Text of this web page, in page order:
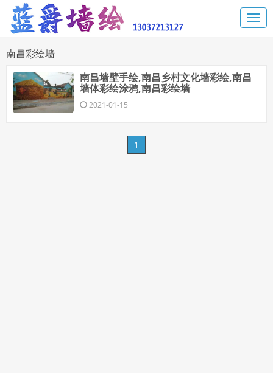
南昌彩绘墙
南昌墙壁手绘,南昌乡村文化墙彩绘,南昌
墙体彩绘涂鸦,南昌彩绘墙
2021-01-15
1